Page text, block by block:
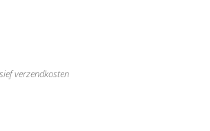
verzendkosten